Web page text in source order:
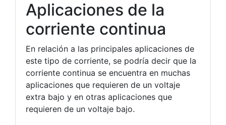
Aplicaciones de la
corriente continua
En relación a las principales aplicaciones de
este tipo de corriente, se podría decir que la
corriente continua se encuentra en muchas
aplicaciones que requieren de un voltaje
extra bajo y en otras aplicaciones que
requieren de un voltaje bajo.